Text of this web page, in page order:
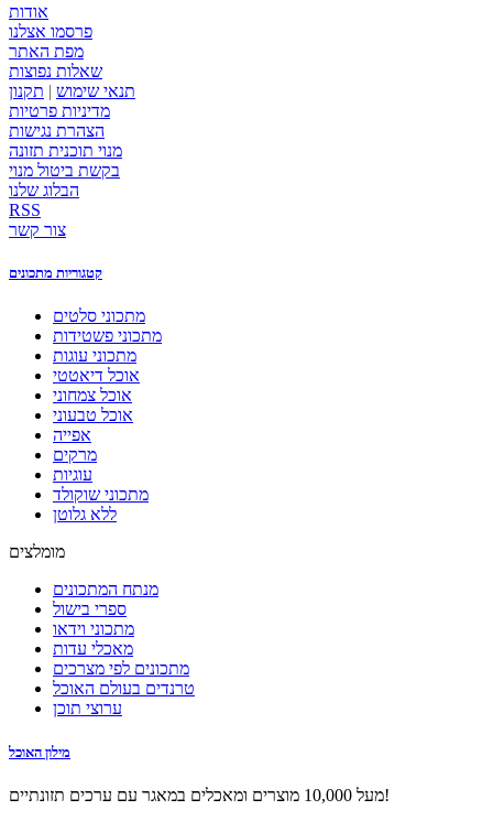
אודות
פרסמו אצלנו
מפת האתר
שאלות נפוצות
תנאי שימוש | תקנון
מדיניות פרטיות
הצהרת נגישות
מנוי תוכנית תזונה
בקשת ביטול מנוי
הבלוג שלנו
RSS
צור קשר
קטגוריות מתכונים
מתכוני סלטים
מתכוני פשטידות
מתכוני עוגות
אוכל דיאטטי
אוכל צמחוני
אוכל טבעוני
אפייה
מרקים
עוגיות
מתכוני שוקולד
ללא גלוטן
מומלצים
מנתח המתכונים
ספרי בישול
מתכוני וידאו
מאכלי עדות
מתכונים לפי מצרכים
טרנדים בעולם האוכל
ערוצי תוכן
מילון האוכל
מעל 10,000 מוצרים ומאכלים במאגר עם ערכים תזונתיים!